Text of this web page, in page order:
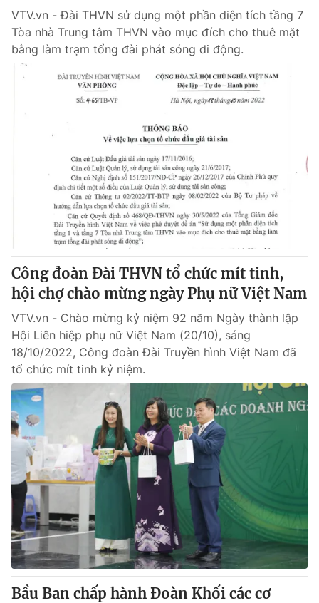
VTV.vn - Đài THVN sử dụng một phần diện tích tầng 7
Tòa nhà Trung tâm THVN vào mục đích cho thuê mặt
bằng làm trạm tổng đài phát sóng di động.
Công đoàn Đài THVN tổ chức mít tinh,
hội chợ chào mừng ngày Phụ nữ Việt Nam
VTV.vn - Chào mừng kỷ niệm 92 năm Ngày thành lập
Hội Liên hiệp phụ nữ Việt Nam (20/10), sáng
18/10/2022, Công đoàn Đài Truyền hình Việt Nam đã
tổ chức mít tinh kỷ niệm.
Bầu Ban chấp hành Đoàn Khối các cơ